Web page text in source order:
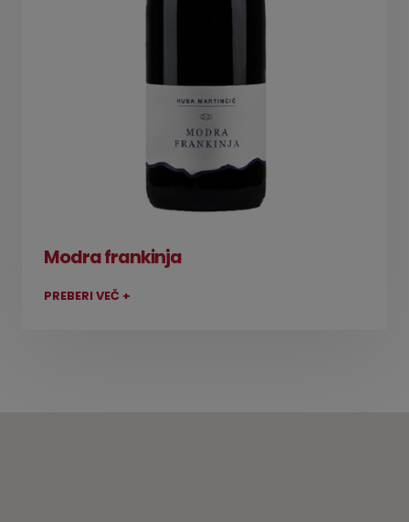
Modra frankinja
PREBERI VEČ +